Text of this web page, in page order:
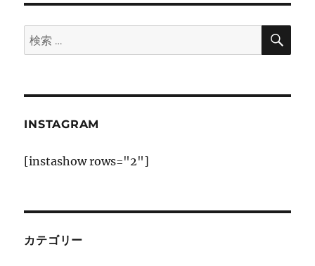
検
索:
検
INSTAGRAM
[instashow rows="2"]
カテゴリー